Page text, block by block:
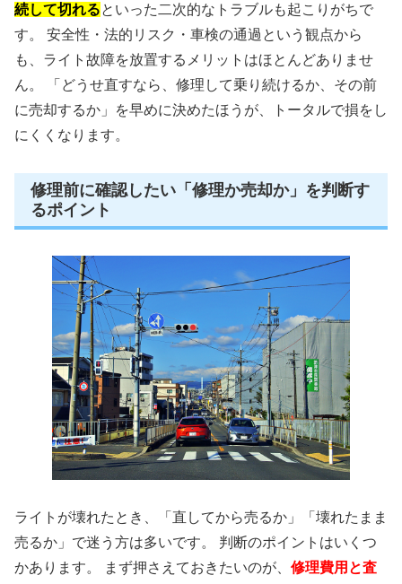
続して切れるといった二次的なトラブルも起こりがちで
す。 安全性・法的リスク・車検の通過という観点から
も、ライト故障を放置するメリットはほとんどありませ
ん。 「どうせ直すなら、修理して乗り続けるか、その前
に売却するか」を早めに決めたほうが、トータルで損をし
にくくなります。
修理前に確認したい「修理か売却か」を判断す
るポイント
ライトが壊れたとき、「直してから売るか」「壊れたまま
売るか」で迷う方は多いです。 判断のポイントはいくつ
かあります。 まず押さえておきたいのが、 修理費用と査